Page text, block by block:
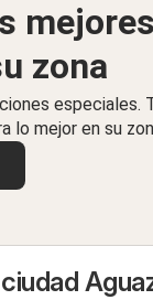
mejores
zona
especiales.
lo mejor en su